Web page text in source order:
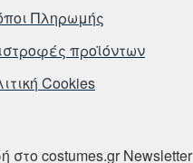
Πληρωμής
προϊόντων
Cookies
στο costumes.gr Newsletter